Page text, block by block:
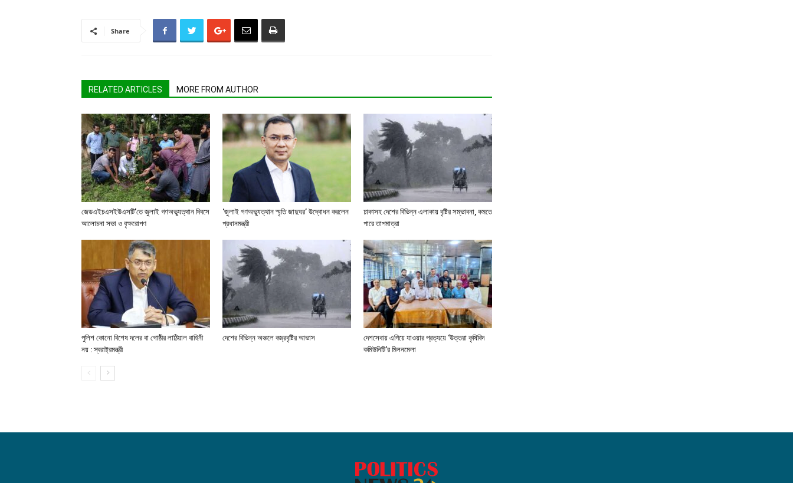
Share
RELATED ARTICLES MORE FROM AUTHOR
জেডএইচএসইউএসটি’তে জুলাই গণঅভ্যুত্থান দিবসে
আলোচনা সভা ও বৃক্ষরোপণ
‘জুলাই গণঅভ্যুত্থান স্মৃতি জাদুঘর’ উদ্বোধন করলেন
প্রধানমন্ত্রী
ঢাকাসহ দেশের বিভিন্ন এলাকায় বৃষ্টির সম্ভাবনা, কমতে
পারে তাপমাত্রা
পুলিশ কোনো বিশেষ দলের বা গোষ্ঠীর লাঠিয়াল বাহিনী
নয় : স্বরাষ্ট্রমন্ত্রী
দেশের বিভিন্ন অঞ্চলে বজ্রবৃষ্টির আভাস
দেশসেবায় এগিয়ে যাওয়ার প্রত্যয়ে ‘উত্তরা কৃষিবিদ
কমিউনিটি’র মিলনমেলা